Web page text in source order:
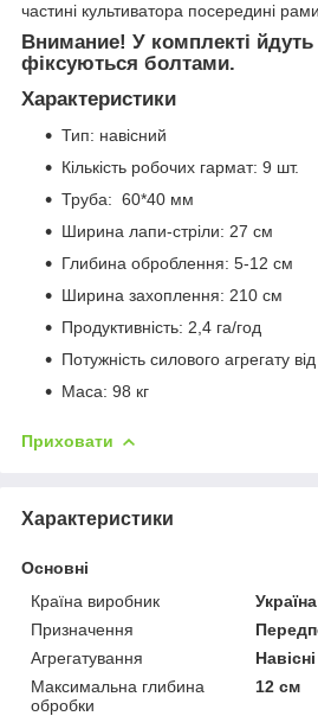
частині культиватора посередині
Внимание! У комплекті йдуть
фіксуються болтами.
Характеристики
Тип: навісний
Кількість робочих гармат: 9 шт.
Труба: 60*40 мм
Ширина лапи-стріли: 27 см
Глибина оброблення: 5-12 см
Ширина захоплення: 210 см
Продуктивність: 2,4 га/год
Потужність силового агрегату
Маса: 98 кг
Приховати
Характеристики
Основні
Країна виробник
Україна
Призначення
Агрегатування
Навісні
Максимальна глибина
обробки
12 см